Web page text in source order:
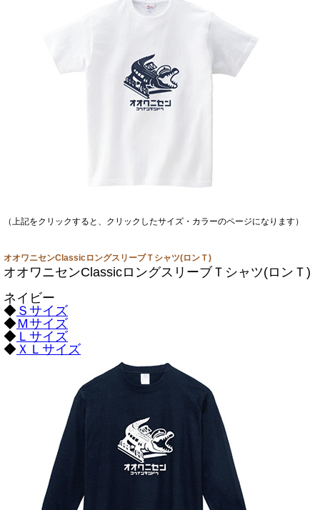
（上記をクリックすると、クリックしたサイズ・カラーのページになります）
オオワニセンClassicロングスリーブＴシャツ(ロンＴ)
オオワニセンClassicロングスリーブＴシャツ(ロンＴ)
ネイビー
◆ Ｓサイズ
◆Ｍサイズ
◆ Ｌサイズ
◆ ＸＬサイズ